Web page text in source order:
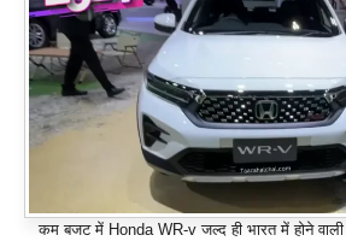
कम बजट में Honda WR-v जल्द ही भारत में होने